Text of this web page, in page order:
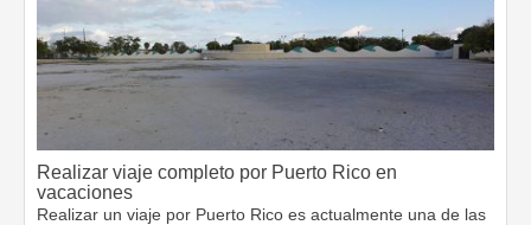
Realizar viaje completo por Puerto Rico en
vacaciones
Realizar un viaje por Puerto Rico es actualmente una de las